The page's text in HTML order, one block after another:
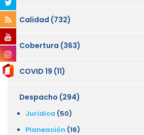
Calidad (732)
Cobertura (363)
COVID 19 (11)
Despacho (294)
Juridica (50)
Planeación (16)